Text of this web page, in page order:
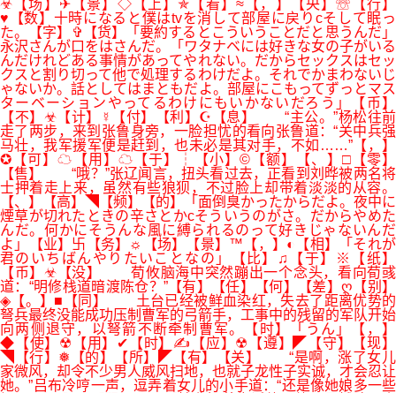
☣【场】✈【景】◇【上】✯【看】≈【，】【央】☏【行】
♥【数】十時になると僕はtvを消して部屋に戻りcそして眠っ
た。【字】✞【货】「要約するとこういうことだと思うんだ」
永沢さんが口をはさんだ。「ワタナベには好きな女の子がいる
んだけれどある事情があってやれない。だからセックスはセッ
クスと割り切って他で処理するわけだよ。それでかまわないじ
ゃないか。話としてはまともだよ。部屋にこもってずっとマス
ターベーションやってるわけにもいかないだろう」【币】
【不】☣【计】☿【付】【利】☪【息】 “主公。”杨松往前
走了两步，来到张鲁身旁，一脸担忧的看向张鲁道：“关中兵强
马壮，我军援军便是赶到，也未必是其对手，不如……”【，】
✪【可】☁【用】☁【于】┆【小】©【额】【、】□【零】
【售】 “哦？”张辽闻言，扭头看过去，正看到刘晔被两名将
士押着走上来，虽然有些狼狈，不过脸上却带着淡淡的从容。
【、】【高】◥【频】【的】「面倒臭かったからだよ。夜中に
煙草が切れたときの辛さとかcそういうのがさ。だからやめた
んだ。何かにそうんな風に縛られるのって好きじゃないんだ
よ」【业】卐【务】☼【场】【景】™【，】◐【相】「それが
君のいちばんやりたいことなの」【比】♫【于】※【纸】
【币】☣【没】 荀攸脑海中突然蹦出一个念头，看向荀彧
道：“明修栈道暗渡陈仓？”【有】【任】【何】【差】ღ【别】
◈【。】■【同】 土台已经被鲜血染红，失去了距离优势的
弩兵最终没能成功压制曹军的弓箭手，工事中的残留的军队开始
向两侧退守，以弩箭不断牵制曹军。【时】「うん」【，】
◆【使】☢【用】✔【时】✍【应】☢【遵】◤【守】【现】
◥【行】❅【的】【所】◤【有】【关】 “是啊，涨了女儿
家微风，却令不少男人威风扫地，也就子龙性子实诚，才会忍让
她。”吕布冷哼一声，逗弄着女儿的小手道：“还是像她娘多一些